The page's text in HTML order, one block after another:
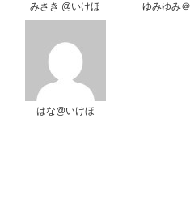
みさき @いけほ ゆみゆみ
はな@いけほ